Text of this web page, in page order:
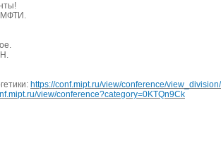
МФТИ.
https://conf.mipt.ru/view/conference/
view/conference?category=0KTQn9Ck